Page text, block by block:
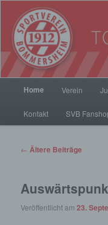
Inhalt
wechseln
sekundären
Inhalt
wechseln
SV
HauptmenüHome Verein
Kontakt SVB
Beitrags-
← Ältere Beiträge
Veröffentlicht am23.